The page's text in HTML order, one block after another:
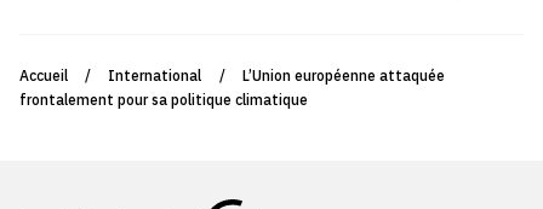
Accueil / International /
L’Union européenne attaquée
frontalement pour sa politique climatique